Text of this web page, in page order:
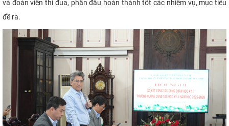
và đoàn viên thi đua, phấn đấu hoàn thành tốt các nhiệm vụ, mục tiêu
đề ra.